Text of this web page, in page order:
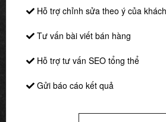
Hỗ trợ chỉnh sửa theo ý của
Tư vấn bài viết bán hàng
Hỗ trợ tư vấn SEO tổng thể
Gửi báo cáo kết quả